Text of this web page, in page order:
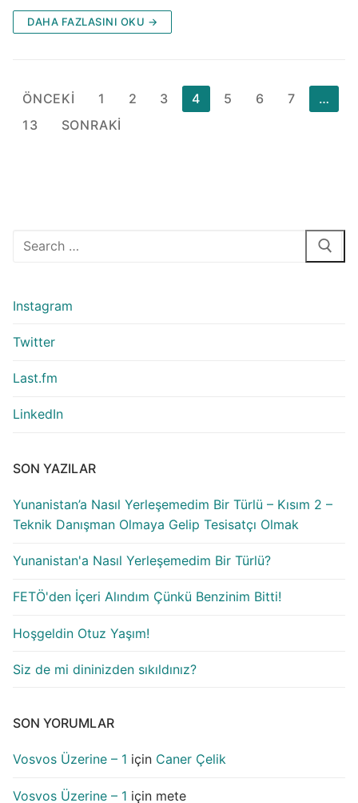
DAHA FAZLASINI OKU →
Yazı
sayfalaması
ÖNCEKI 1 2 3 4 5 6 7
…
13
SONRAKI
Arama:
Instagram
Twitter
Last.fm
LinkedIn
SON YAZILAR
Yunanistan’a Nasıl Yerleşemedim Bir Türlü – Kısım 2 –
Teknik Danışman Olmaya Gelip Tesisatçı Olmak
Yunanistan'a Nasıl Yerleşemedim Bir Türlü?
FETÖ'den İçeri Alındım Çünkü Benzinim Bitti!
Hoşgeldin Otuz Yaşım!
Siz de mi dininizden sıkıldınız?
SON YORUMLAR
Vosvos Üzerine – 1 için Caner Çelik
Vosvos Üzerine – 1 için mete